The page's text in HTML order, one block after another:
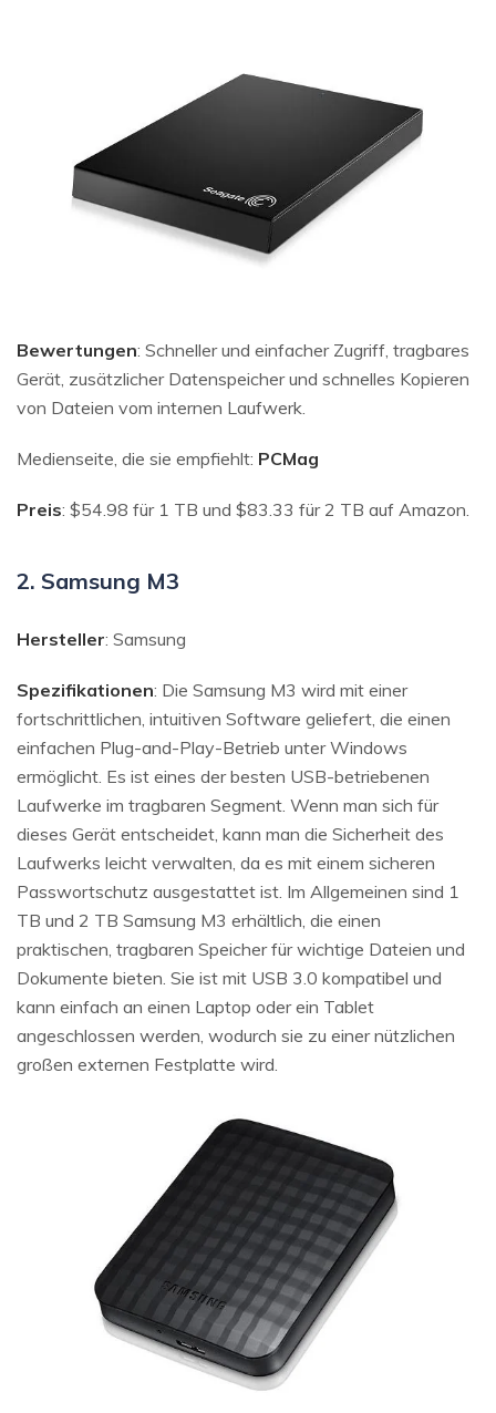
Bewertungen: Schneller und einfacher Zugriff, tragbares
Gerät, zusätzlicher Datenspeicher und schnelles Kopieren
von Dateien vom internen Laufwerk.
Medienseite, die sie empfiehlt: PCMag
Preis: $54.98 für 1 TB und $83.33 für 2 TB auf Amazon.
2. Samsung M3
Hersteller: Samsung
Spezifikationen: Die Samsung M3 wird mit einer
fortschrittlichen, intuitiven Software geliefert, die einen
einfachen Plug-and-Play-Betrieb unter Windows
ermöglicht. Es ist eines der besten USB-betriebenen
Laufwerke im tragbaren Segment. Wenn man sich für
dieses Gerät entscheidet, kann man die Sicherheit des
Laufwerks leicht verwalten, da es mit einem sicheren
Passwortschutz ausgestattet ist. Im Allgemeinen sind 1
TB und 2 TB Samsung M3 erhältlich, die einen
praktischen, tragbaren Speicher für wichtige Dateien und
Dokumente bieten. Sie ist mit USB 3.0 kompatibel und
kann einfach an einen Laptop oder ein Tablet
angeschlossen werden, wodurch sie zu einer nützlichen
großen externen Festplatte wird.